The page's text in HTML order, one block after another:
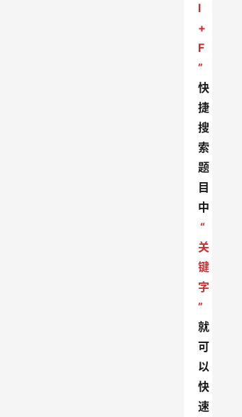
l
+
F
”
快
捷
搜
索
题
目
中
“
关
键
字
”
就
可
以
快
速